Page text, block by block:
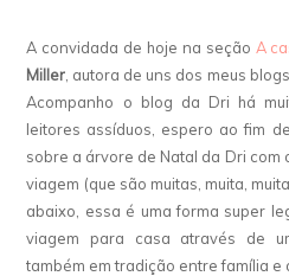
A convidada de hoje na seção A
Miller , autora de uns dos meus
Acompanho o blog da Dri há
leitores assíduos, espero ao fim
sobre a árvore de Natal da Dri
viagem (que são muitas, muita,
abaixo, essa é uma forma super
viagem para casa através de
também em tradição entre família e